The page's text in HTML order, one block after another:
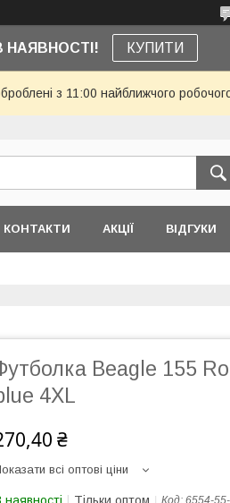
НАЯВНОСТІ! КУПИТИ
з 11:00 найближчого
КОНТАКТИ АКЦІЇ ВІДГУКИ
Beagle 155
4XL
₴
всі оптові ціни
Код: 6554-